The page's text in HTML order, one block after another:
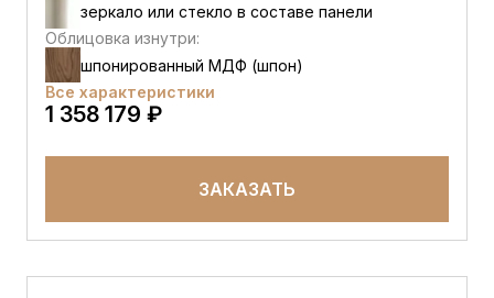
зеркало или стекло в составе панели
Облицовка изнутри:
шпонированный МДФ (шпон)
Все характеристики
1 358 179 ₽
ЗАКАЗАТЬ